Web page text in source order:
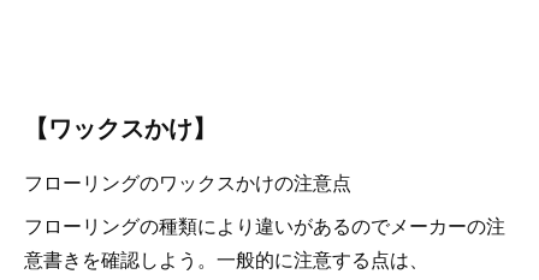
【ワックスかけ】
フローリングのワックスかけの注意点
フローリングの種類により違いがあるのでメーカーの注
意書きを確認しよう。一般的に注意する点は、